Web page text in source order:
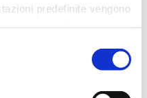
predefinite vengono
visualizza la